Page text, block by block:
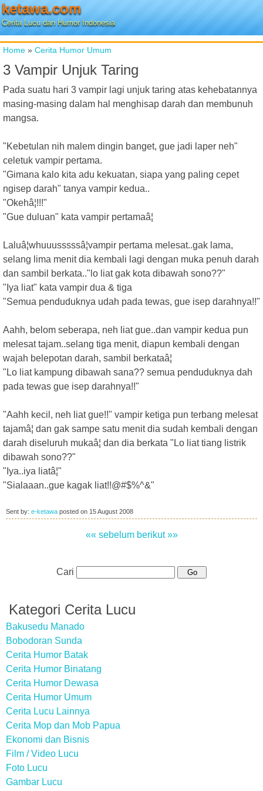
ketawa.com
Cerita Lucu dan Humor Indonesia
Home » Cerita Humor Umum
3 Vampir Unjuk Taring
Pada suatu hari 3 vampir lagi unjuk taring atas kehebatannya
masing-masing dalam hal menghisap darah dan membunuh
mangsa.
"Kebetulan nih malem dingin banget, gue jadi laper neh"
celetuk vampir pertama.
"Gimana kalo kita adu kekuatan, siapa yang paling cepet
ngisep darah" tanya vampir kedua..
"Okehâ¦!!!"
"Gue duluan" kata vampir pertamaâ¦
Laluâ¦whuuusssssâ¦vampir pertama melesat..gak lama,
selang lima menit dia kembali lagi dengan muka penuh darah
dan sambil berkata.."lo liat gak kota dibawah sono??"
"Iya liat" kata vampir dua & tiga
"Semua penduduknya udah pada tewas, gue isep darahnya!!"
Aahh, belom seberapa, neh liat gue..dan vampir kedua pun
melesat tajam..selang tiga menit, diapun kembali dengan
wajah belepotan darah, sambil berkataâ¦
"Lo liat kampung dibawah sana?? semua penduduknya dah
pada tewas gue isep darahnya!!"
"Aahh kecil, neh liat gue!!" vampir ketiga pun terbang melesat
tajamâ¦ dan gak sampe satu menit dia sudah kembali dengan
darah diseluruh mukaâ¦ dan dia berkata "Lo liat tiang listrik
dibawah sono??"
"Iya..iya liatâ¦"
"Sialaaan..gue kagak liat!!@#$%^&"
Sent by: e-ketawa posted on 15 August 2008
«« sebelum berikut »»
Cari
Kategori Cerita Lucu
Bakusedu Manado
Bobodoran Sunda
Cerita Humor Batak
Cerita Humor Binatang
Cerita Humor Dewasa
Cerita Humor Umum
Cerita Lucu Lainnya
Cerita Mop dan Mob Papua
Ekonomi dan Bisnis
Film / Video Lucu
Foto Lucu
Gambar Lucu